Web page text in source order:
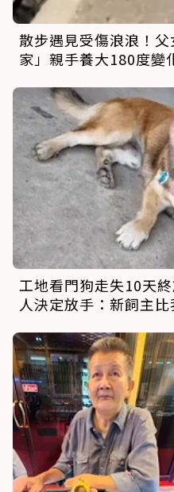
散步遇見受傷浪浪！
家」親手養大180度變
工地看門狗走失10天
人決定放手：新飼主